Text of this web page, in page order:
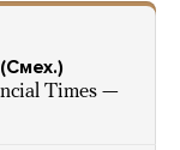
Times —